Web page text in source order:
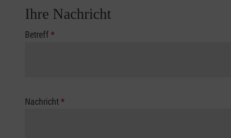
Ihre Nachricht
Betreff*
Nachricht*